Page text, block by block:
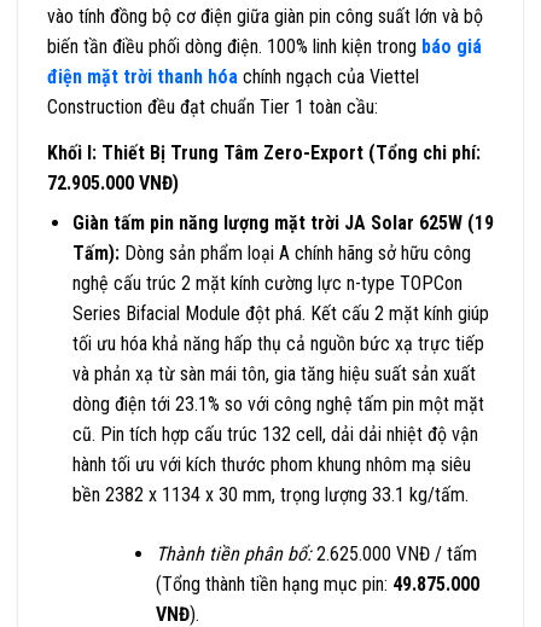
vào tính đồng bộ cơ điện giữa giàn pin công suất lớn và bộ
biến tần điều phối dòng điện. 100% linh kiện trong báo giá
điện mặt trời thanh hóa chính ngạch của Viettel
Construction đều đạt chuẩn Tier 1 toàn cầu:
Khối I: Thiết Bị Trung Tâm Zero-Export (Tổng chi phí:
72.905.000 VNĐ)
Giàn tấm pin năng lượng mặt trời JA Solar 625W (19
Tấm):Dòng sản phẩm loại A chính hãng sở hữu công
nghệ cấu trúc 2 mặt kính cường lực n-type TOPCon
Series Bifacial Module đột phá. Kết cấu 2 mặt kính giúp
tối ưu hóa khả năng hấp thụ cả nguồn bức xạ trực tiếp
và phản xạ từ sàn mái tôn, gia tăng hiệu suất sản xuất
dòng điện tới 23.1% so với công nghệ tấm pin một mặt
cũ. Pin tích hợp cấu trúc 132 cell, dải dải nhiệt độ vận
hành tối ưu với kích thước phom khung nhôm mạ siêu
bền 2382 x 1134 x 30 mm, trọng lượng 33.1 kg/tấm.
Thành tiền phân bổ:2.625.000 VNĐ / tấm
(Tổng thành tiền hạng mục pin: 49.875.000
VNĐ).